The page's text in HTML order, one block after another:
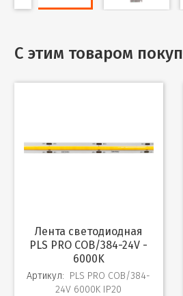
С этим товаром
Лента светодиодная
PLS PRO COB/384-24V -
6000K
Артикул: PLS PRO COB/384-
24V 6000K IP20